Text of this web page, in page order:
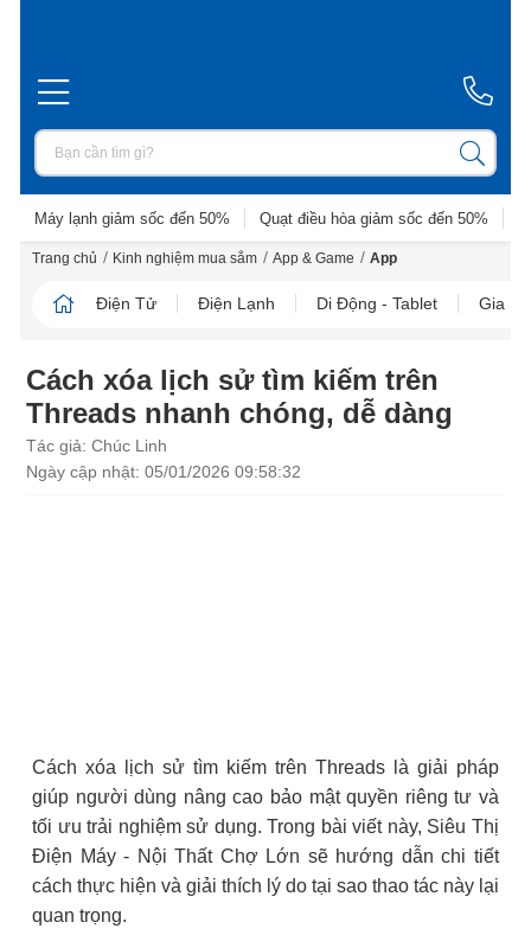
Máy lạnh giảm sốc đến 50% Quạt điều hòa giảm sốc đến 50%
Trang chủ / Kinh nghiệm mua sắm / App & Game / App
Điện Tử Điện Lạnh Di Động - Tablet Gia
Cách xóa lịch sử tìm kiếm trên
Threads nhanh chóng, dễ dàng
Tác giả: Chúc Linh
Ngày cập nhật: 05/01/2026 09:58:32
Cách xóa lịch sử tìm kiếm trên Threads là giải pháp
giúp người dùng nâng cao bảo mật quyền riêng tư và
tối ưu trải nghiệm sử dụng. Trong bài viết này, Siêu Thị
Điện Máy - Nội Thất Chợ Lớn sẽ hướng dẫn chi tiết
cách thực hiện và giải thích lý do tại sao thao tác này lại
quan trọng.